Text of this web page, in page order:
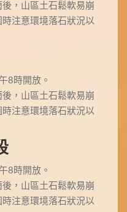
，山區土石鬆軟易崩
注意環境落石狀況以
8時開放。
，山區土石鬆軟易崩
注意環境落石狀況以
8時開放。
，山區土石鬆軟易崩
注意環境落石狀況以